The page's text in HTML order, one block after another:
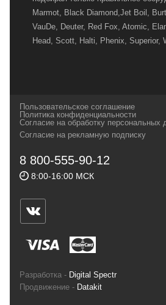
Marmot, Black Diamond,Jet Boil,
VauDe, Deuter, Red Fox, Atomic,
Head, Scott, Halti, Phenix, Superior,
и взыскательных путешественников,
спортсменов и отдыхающих.
Геннадьевич
ИНН 590300057023 ОГРН
ул.Советская, 25, магазин Басег.
Тел./факс (342) 2101242
Пользовательское соглашение
Политика конфиденциальности
Согласие на обработку персональных
Согласие на рекламную подписку
8 800-555-90-12
8:00-16:00 МСК
Разработка - Digital Spectr
Продвижение - Datakit